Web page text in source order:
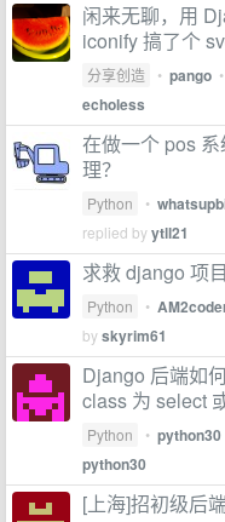
闲来无聊，用
iconify 搞了个
分享创造 • pango •
echoless
在做一个 pos
理？
Python •
replied byytll21
求救 django 项
Python •
byskyrim61
Django 后端如
class 为 select
Python • python30
python30
[上海]招初级后